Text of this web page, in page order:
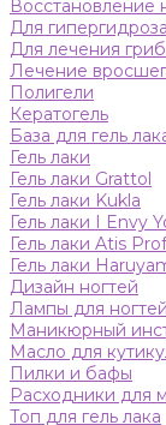
Восстановление
Для гипергидроза
Для лечения
Лечение
Полигели
Кератогель
База для гель
Гель лаки
Гель лаки Grattol
Гель лаки Kukla
Гель лаки I Envy
Гель лаки Atis
Гель лаки
Дизайн ногтей
Лампы для ногтей
Маникюрный
Масло для
Пилки и бафы
Расходники для
Топ для гель лака